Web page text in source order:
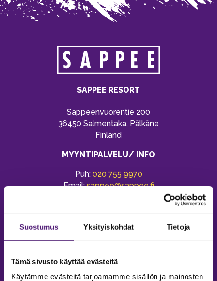
Suostumus Yksityiskohdat Tietoja
Tämä sivusto käyttää evästeitä
Käytämme evästeitä tarjoamamme sisällön ja mainosten
SAPPEE RESORT
Sappeenvuorentie 200
36450 Salmentaka, Pälkäne
Finland
MYYNTIPALVELU/ INFO
Puh: 020 755 9970
Email:sappee@sappee.fi